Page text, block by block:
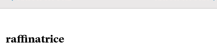
raffinatrice